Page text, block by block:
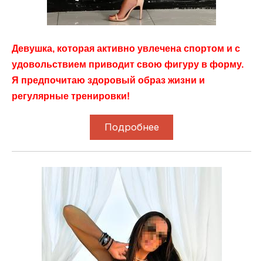
Девушка, которая активно увлечена спортом и с
удовольствием приводит свою фигуру в форму.
Я предпочитаю здоровый образ жизни и
регулярные тренировки!
Подробнее